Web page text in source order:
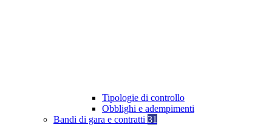
Tipologie di controllo
Obblighi e adempimenti
Bandi di gara e contratti 31